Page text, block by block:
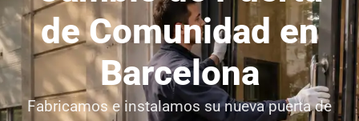
de Comunidad en
Barcelona
Fabricamos e instalamos su nueva puerta de